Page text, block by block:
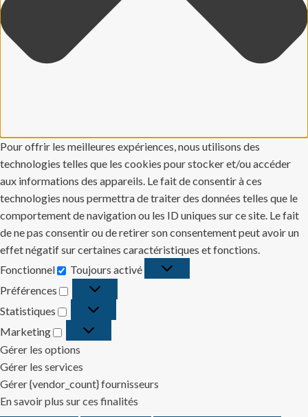
Pour offrir les meilleures expériences, nous utilisons des
technologies telles que les cookies pour stocker et/ou accéder
aux informations des appareils. Le fait de consentir à ces
technologies nous permettra de traiter des données telles que le
comportement de navigation ou les ID uniques sur ce site. Le fait
de ne pas consentir ou de retirer son consentement peut avoir un
effet négatif sur certaines caractéristiques et fonctions.
Fonctionnel
Fonctionnel
Toujours activé
Préférences
Préférences
Statistiques
Statistiques
Marketing
Marketing
Gérer les options
Gérer les services
Gérer {vendor_count} fournisseurs
En savoir plus sur ces finalités